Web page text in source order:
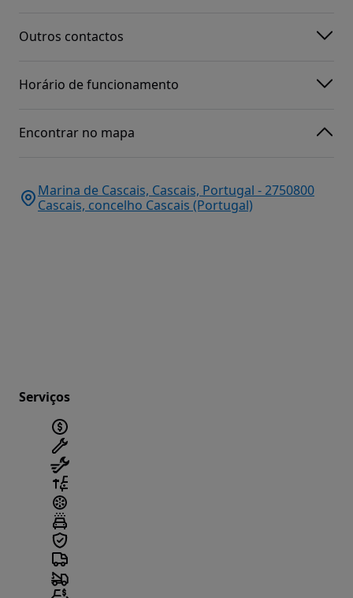
Outros contactos
Horário de funcionamento
Encontrar no mapa
Marina de Cascais, Cascais, Portugal - 2750800
Cascais, concelho Cascais (Portugal)
Serviços